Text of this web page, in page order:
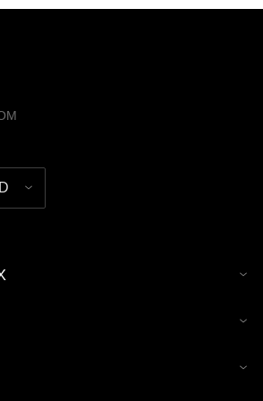
hình thức sử dụng khác đối với bài